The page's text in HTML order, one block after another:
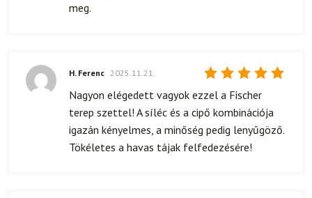
meg.
Értékelés:
H. Ferenc 2025.11.21.
Nagyon elégedett vagyok ezzel a Fischer
terep szettel! A síléc és a cipő kombinációja
igazán kényelmes, a minőség pedig lenyűgöző.
Tökéletes a havas tájak felfedezésére!